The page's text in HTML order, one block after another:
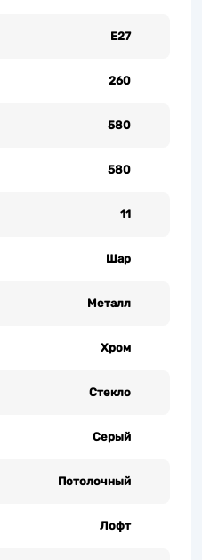
Е27
260
580
580
11
Шар
Металл
Хром
Стекло
Серый
Потолочный
Лофт